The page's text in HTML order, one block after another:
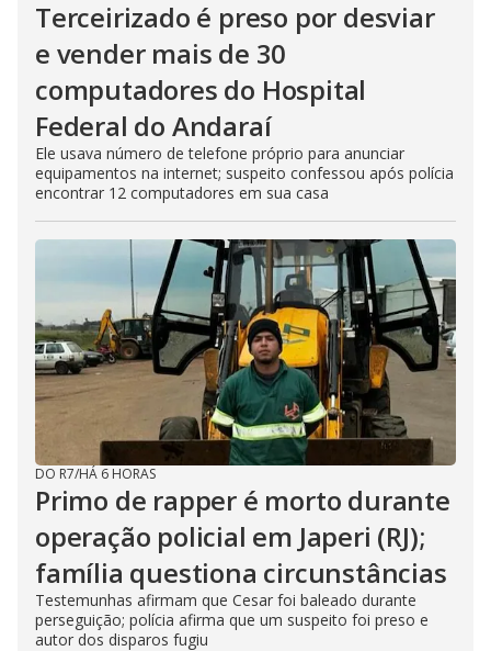
Terceirizado é preso por desviar
e vender mais de 30
computadores do Hospital
Federal do Andaraí
Ele usava número de telefone próprio para anunciar
equipamentos na internet; suspeito confessou após polícia
encontrar 12 computadores em sua casa
DO R7/HÁ 6 HORAS
Primo de rapper é morto durante
operação policial em Japeri (RJ);
família questiona circunstâncias
Testemunhas afirmam que Cesar foi baleado durante
perseguição; polícia afirma que um suspeito foi preso e
autor dos disparos fugiu